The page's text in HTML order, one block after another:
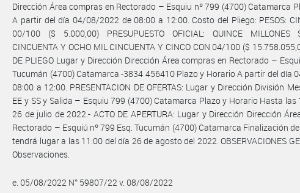
Dirección Área compras en Rectorado – Esquiu nº 799 (4700) Catamarca
A partir del día 04/08/2022 de 08:00 a 12:00. Costo del Pliego: PESOS:
00/100 ($ 5.000,00) PRESUPUESTO OFICIAL: QUINCE MILLONES
CINCUENTA Y OCHO MIL CINCUENTA Y CINCO CON 04/100 ($
DE PLIEGO Lugar y Dirección Dirección Área compras en Rectorado –
Tucumán (4700) Catamarca -3834 456410 Plazo y Horario A partir del día
08:00 a 12:00. PRESENTACION DE OFERTAS: Lugar y Dirección División
EE y SS y Salida – Esquiu 799 (4700) Catamarca Plazo y Horario Hasta las
26 de julio de 2022.- ACTO DE APERTURA: Lugar y Dirección Dirección
Rectorado – Esquiú nº 799 Esq. Tucumán (4700) Catamarca Finalización
tendrá lugar a las 11:00 del día 26 de agosto del 2022. OBSERVACIONES
Observaciones.
e. 05/08/2022 N° 59807/22 v. 08/08/2022